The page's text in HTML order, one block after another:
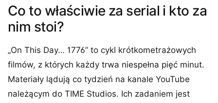
Co to właściwie za serial i kto za
nim stoi?
„On This Day… 1776” to cykl krótkometrażowych
filmów, z których każdy trwa niespełna pięć minut.
Materiały lądują co tydzień na kanale YouTube
należącym do TIME Studios. Ich zadaniem jest